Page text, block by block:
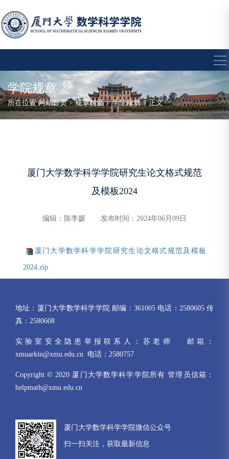
学院规章
所在位置网站首页>规章制度>学院规章> 正文
厦门大学数学科学学院研究生论文格式规范
及模板2024
编辑：陈李媛 发布时间：2024年06月09日
厦门大学数学科学学院研究生论文格式规范及模板
2024.zip
地址：厦门大学数学科学学院 邮编：361005 电话：2580605 传
真：2580608
实验室安全隐患举报联系人：苏老师 邮箱：
xmuarkin@xmu.edu.cn 电话：2580757
Copyright © 2020 厦门大学数学科学学院所有 管理员信箱：
helpmath@xmu.edu.cn
厦门大学数学科学学院微信公众号
扫一扫关注，获取最新信息